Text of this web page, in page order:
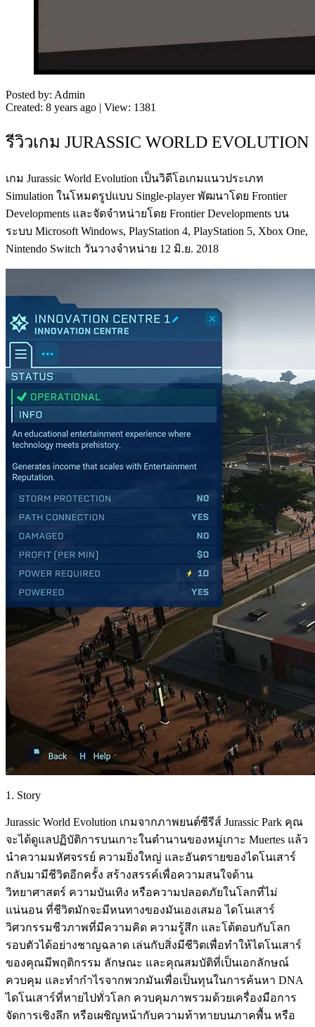
Posted by: Admin
Created: 8 years ago | View: 1381
รีวิวเกม JURASSIC WORLD EVOLUTION
เกม Jurassic World Evolution เป็นวิดีโอเกมแนวประเภท
Simulation ในโหมดรูปแบบ Single-player พัฒนาโดย Frontier
Developments และจัดจำหน่ายโดย Frontier Developments บน
ระบบ Microsoft Windows, PlayStation 4, PlayStation 5, Xbox One,
Nintendo Switch วันวางจำหน่าย 12 มิ.ย. 2018
1. Story
Jurassic World Evolution เกมจากภาพยนต์ซีรีส์ Jurassic Park คุณ
จะได้ดูแลปฏิบัติการบนเกาะในตำนานของหมู่เกาะ Muertes แล้ว
นำความมหัศจรรย์ ความยิ่งใหญ่ และอันตรายของไดโนเสาร์
กลับมามีชีวิตอีกครั้ง สร้างสรรค์เพื่อความสนใจด้าน
วิทยาศาสตร์ ความบันเทิง หรือความปลอดภัยในโลกที่ไม่
แน่นอน ที่ชีวิตมักจะมีหนทางของมันเองเสมอ ไดโนเสาร์
วิศวกรรมชีวภาพที่มีความคิด ความรู้สึก และโต้ตอบกับโลก
รอบตัวได้อย่างชาญฉลาด เล่นกับสิ่งมีชีวิตเพื่อทำให้ไดโนเสาร์
ของคุณมีพฤติกรรม ลักษณะ และคุณสมบัติที่เป็นเอกลักษณ์
ควบคุม และทำกำไรจากพวกมันเพื่อเป็นทุนในการค้นหา DNA
ไดโนเสาร์ที่หายไปทั่วโลก ควบคุมภาพรวมด้วยเครื่องมือการ
จัดการเชิงลึก หรือเผชิญหน้ากับความท้าทายบนภาคพื้น หรือ